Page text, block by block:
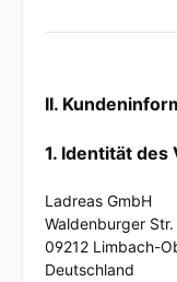
II.
1. Identität des
Ladreas GmbH
Waldenburger Str.
09212 Limbach-
Deutschland